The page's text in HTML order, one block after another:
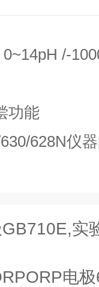
/-
功能
628N仪
实
电